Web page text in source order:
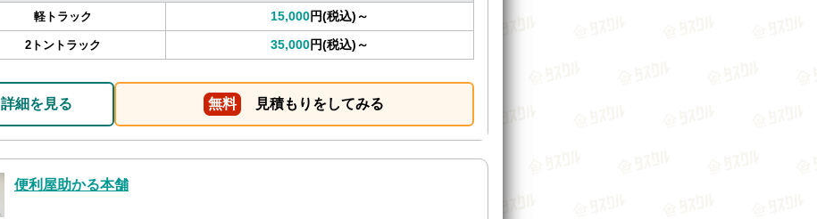
軽トラック 15,000円(税込)～
2トントラック 35,000円(税込)～
詳細を見る 無料 見積もりをしてみる
便利屋助かる本舗